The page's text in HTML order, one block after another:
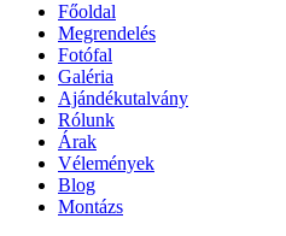
Főoldal
Megrendelés
Fotófal
Galéria
Ajándékutalvány
Rólunk
Árak
Vélemények
Blog
Montázs